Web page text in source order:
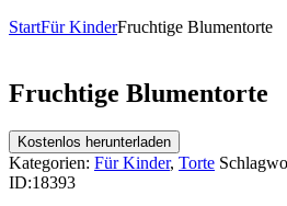
StartFür KinderFruchtige Blumentorte
Fruchtige Blumentorte
Kostenlos herunterladen
Kategorien: Für Kinder, Torte
ID:18393